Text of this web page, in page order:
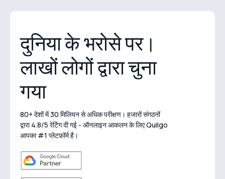
दुनिया के भरोसे पर।
लाखों लोगों द्वारा चुना
गया
80+ देशों में 30 मिलियन से अधिक परीक्षण। हजारों संगठनों
द्वारा 4.8/5 रेटिंग दी गई - ऑनलाइन आकलन के लिए Quilgo
आपका #1 प्लेटफ़ॉर्म है।